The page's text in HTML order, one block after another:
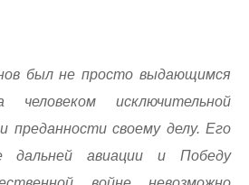
был не просто выдающимся
человеком исключительной
преданности своему делу. Его
дальней авиации и Победу